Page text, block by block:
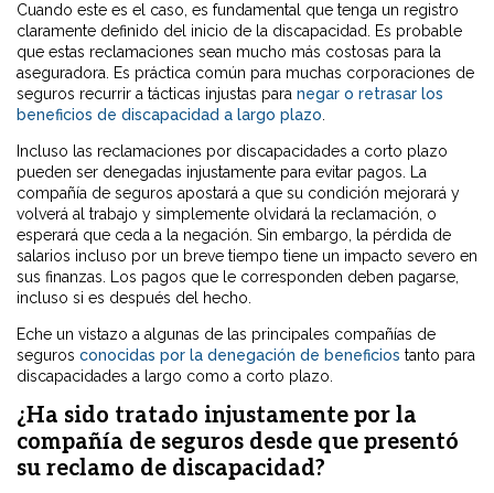
Cuando este es el caso, es fundamental que tenga un registro
claramente definido del inicio de la discapacidad. Es probable
que estas reclamaciones sean mucho más costosas para la
aseguradora. Es práctica común para muchas corporaciones de
seguros recurrir a tácticas injustas para negar o retrasar los
beneficios de discapacidad a largo plazo
Incluso las reclamaciones por discapacidades a corto plazo
pueden ser denegadas injustamente para evitar pagos. La
compañía de seguros apostará a que su condición mejorará y
volverá al trabajo y simplemente olvidará la reclamación, o
esperará que ceda a la negación. Sin embargo, la pérdida de
salarios incluso por un breve tiempo tiene un impacto severo en
sus finanzas. Los pagos que le corresponden deben pagarse,
incluso si es después del hecho.
Eche un vistazo a algunas de las principales compañías de
seguros conocidas por la denegación de beneficios tanto para
discapacidades a largo como a corto plazo.
¿Ha sido tratado injustamente por la
compañía de seguros desde que presentó
su reclamo de discapacidad?